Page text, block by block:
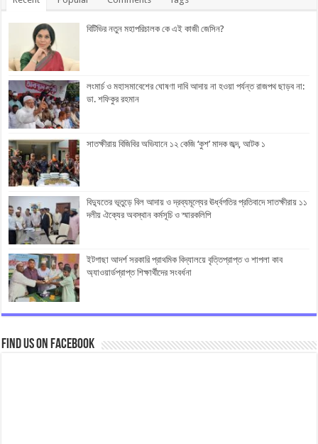
বিটিভির নতুন মহাপরিচালক কে এই কাজী জেসিন?
লংমার্চ ও মহাসমাবেশের ঘোষণা দাবি আদায় না হওয়া পর্যন্ত রাজপথ ছাড়ব না:
ডা. শফিকুর রহমান
সাতক্ষীরায় বিজিবির অভিযানে ১২ কেজি ‘কুশ’ মাদক জব্দ, আটক ১
বিদ্যুতের ভূতুড়ে বিল আদায় ও দ্রব্যমূল্যের ঊর্ধ্বগতির প্রতিবাদে সাতক্ষীরায় ১১
দলীয় ঐক্যের অবস্থান কর্মসূচি ও স্মারকলিপি
ইটগাছা আদর্শ সরকারি প্রাথমিক বিদ্যালয়ে বৃত্তিপ্রাপ্ত ও শাপলা কাব
অ্যাওয়ার্ডপ্রাপ্ত শিক্ষার্থীদের সংবর্ধনা
Find us on Facebook